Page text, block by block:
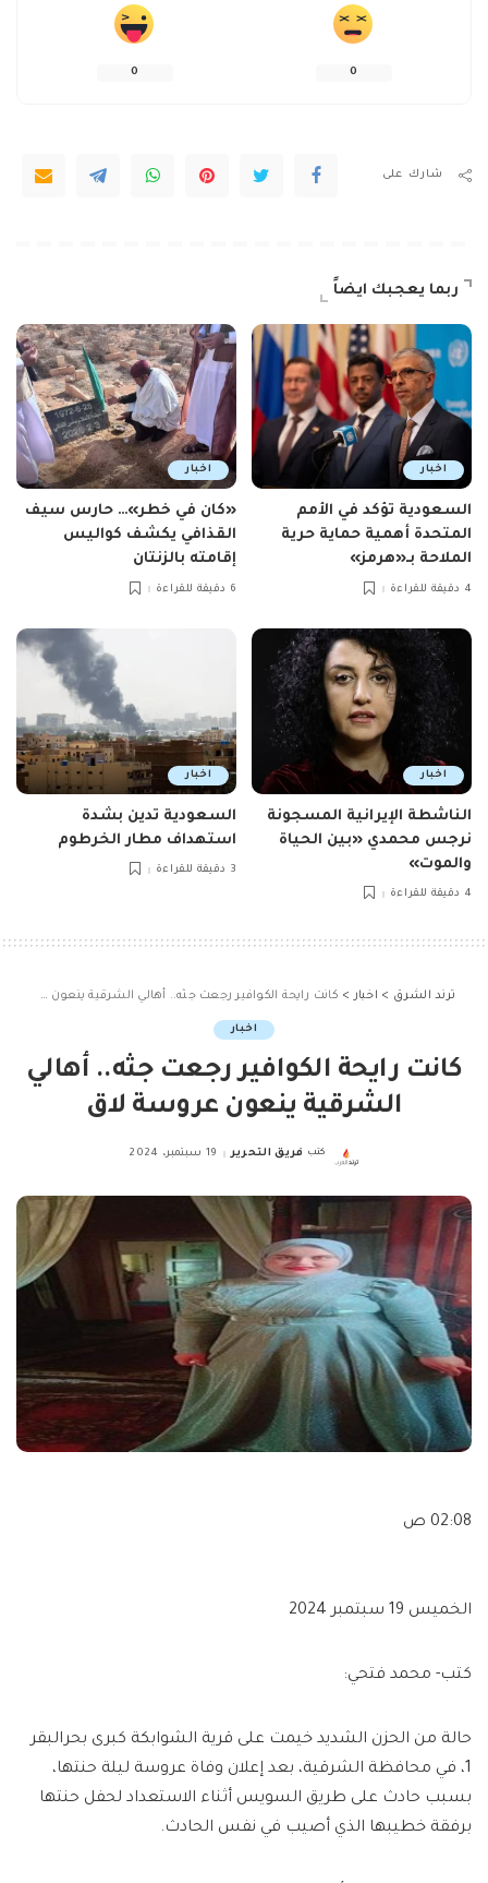
0
0
شارك على
ربما يعجبك ايضاً
اخبار
السعودية تؤكد في الأمم
المتحدة أهمية حماية حرية
الملاحة بـ«هرمز»
4 دقيقة للقراءة
اخبار
«كان في خطر»… حارس سيف
القذافي يكشف كواليس
إقامته بالزنتان
6 دقيقة للقراءة
اخبار
الناشطة الإيرانية المسجونة
نرجس محمدي «بين الحياة
والموت»
4 دقيقة للقراءة
اخبار
السعودية تدين بشدة
استهداف مطار الخرطوم
3 دقيقة للقراءة
ترند الشرق > اخبار > كانت رايحة الكوافير رجعت جثه.. أهالي الشرقية ينعون عروسة لاق
اخبار
كانت رايحة الكوافير رجعت جثه.. أهالي
الشرقية ينعون عروسة لاق
Posted
كتب فريق التحرير 19 سبتمبر، 2024
02:08 ص
الخميس 19 سبتمبر 2024
كتب- محمد فتحي:
حالة من الحزن الشديد خيمت على قرية الشوابكة كبرى بحرالبقر
1، في محافظة الشرقية، بعد إعلان وفاة عروسة ليلة حنتها،
بسبب حادث على طريق السويس أثناء الاستعداد لحفل حنتها
برفقة خطيبها الذي أصيب في نفس الحادث.